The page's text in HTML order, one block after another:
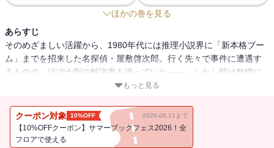
ほかの巻を見る
あらすじ
そのめざましい活躍から、1980年代には推理小説界に「新本格ブー
ム」までを招来した名探偵・屋敷啓次郎。行く先々で事件に遭遇す
るものの、ほぼ十割の解決率を誇っていた――。しかし時は無情に
もすぎて現代、60代となったかつてのヒーローはある事件で傷を負
てきた。資産家一家に届いた脅迫状の謎をめぐり、探偵業の傍らタ
レントとしても活躍している蜜柑花子と対決しようとの誘いだっ
た。人里離れた別荘で巻き起こる密室殺人、さらにその後の屋敷の
もっと見る
クーポン対象 10%OFF 2026.08.11まで
【10%OFFクーポン】サマーブックフェス2026！全
フロアで使える